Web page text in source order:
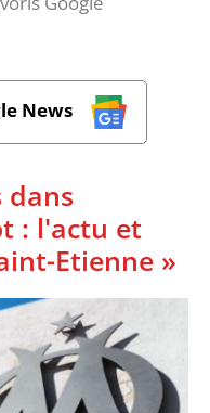
News
: l'actu et
Etienne »